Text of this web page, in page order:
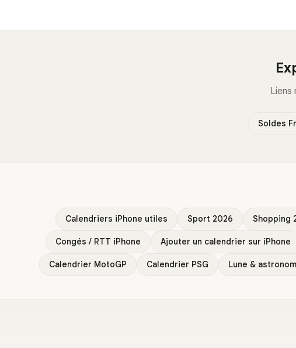
Liens
Soldes
Calendriers iPhone utiles Sport 2026 Shopping
Congés / RTT iPhone Ajouter un calendrier sur iPhone
Calendrier MotoGP Calendrier PSG Lune &